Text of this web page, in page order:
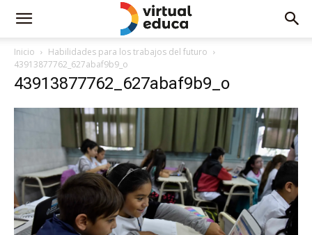
Inicio
Habilidades para los trabajos del futuro
43913877762_627abaf9b9_o
43913877762_627abaf9b9_o